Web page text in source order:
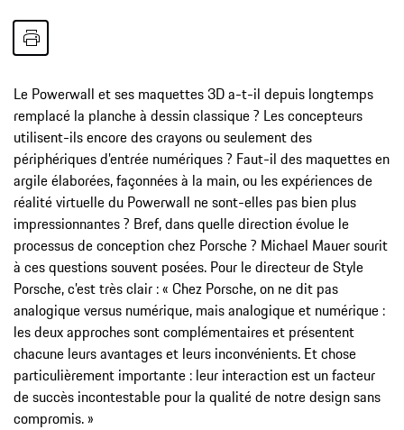
Le Powerwall et ses maquettes 3D a-t-il depuis longtemps
remplacé la planche à dessin classique ? Les concepteurs
utilisent-ils encore des crayons ou seulement des
périphériques d’entrée numériques ? Faut-il des maquettes en
argile élaborées, façonnées à la main, ou les expériences de
réalité virtuelle du Powerwall ne sont-elles pas bien plus
impressionnantes ? Bref, dans quelle direction évolue le
processus de conception chez Porsche ? Michael Mauer sourit
à ces questions souvent posées. Pour le directeur de Style
Porsche, c’est très clair : « Chez Porsche, on ne dit pas
analogique versus numérique, mais analogique et numérique :
les deux approches sont complémentaires et présentent
chacune leurs avantages et leurs inconvénients. Et chose
particulièrement importante : leur interaction est un facteur
de succès incontestable pour la qualité de notre design sans
compromis. »